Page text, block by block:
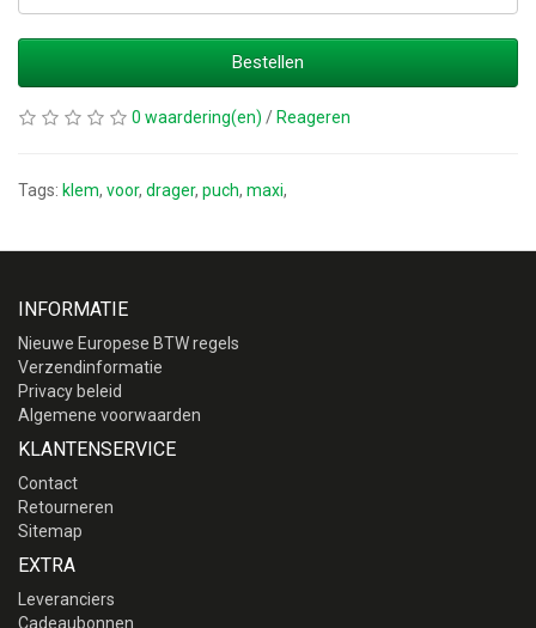
Bestellen
0 waardering(en) / Reageren
Tags: klem, voor, drager, puch, maxi,
INFORMATIE
Nieuwe Europese BTW regels
Verzendinformatie
Privacy beleid
Algemene voorwaarden
KLANTENSERVICE
Contact
Retourneren
Sitemap
EXTRA
Leveranciers
Cadeaubonnen